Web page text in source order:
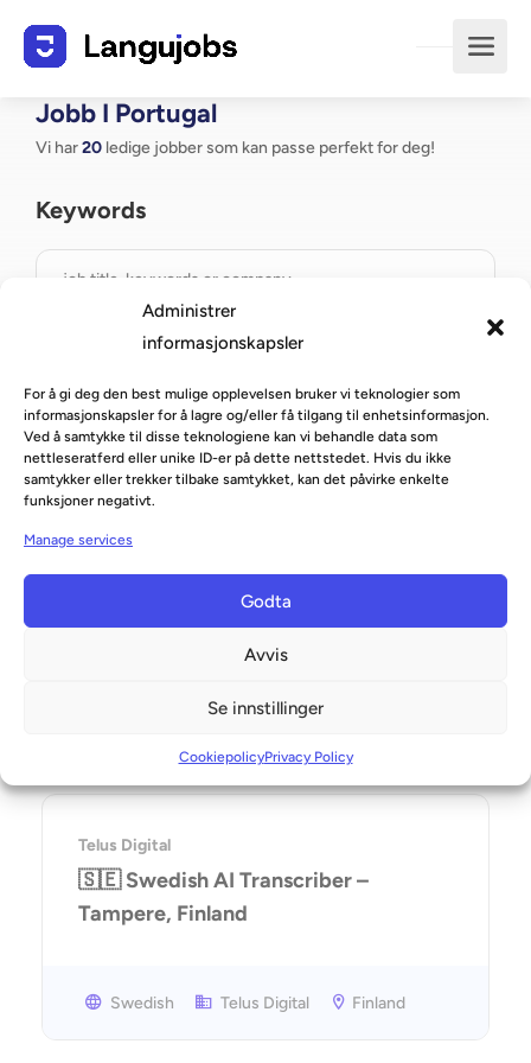
Administrer
informasjonskapsler
For å gi deg den best mulige opplevelsen bruker vi teknologier som
informasjonskapsler for å lagre og/eller få tilgang til enhetsinformasjon.
Ved å samtykke til disse teknologiene kan vi behandle data som
nettleseratferd eller unike ID-er på dette nettstedet. Hvis du ikke
samtykker eller trekker tilbake samtykket, kan det påvirke enkelte
funksjoner negativt.
Manage services
Godta
Avvis
Se innstillinger
CookiepolicyPrivacy Policy
Jobb I Portugal
Vi har20 ledige jobber som kan passe perfekt for deg!
Keywords
Portugal
By
Velg by
Telus Digital
🇸🇪 Swedish AI Transcriber –
Tampere, Finland
Swedish Telus Digital Finland